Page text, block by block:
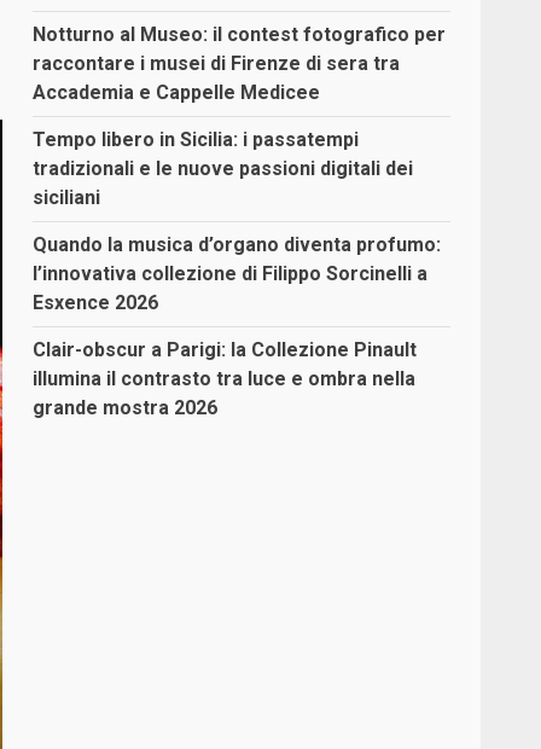
Notturno al Museo: il contest fotografico per
raccontare i musei di Firenze di sera tra
Accademia e Cappelle Medicee
Tempo libero in Sicilia: i passatempi
tradizionali e le nuove passioni digitali dei
siciliani
Quando la musica d’organo diventa profumo:
l’innovativa collezione di Filippo Sorcinelli a
Esxence 2026
Clair-obscur a Parigi: la Collezione Pinault
illumina il contrasto tra luce e ombra nella
grande mostra 2026